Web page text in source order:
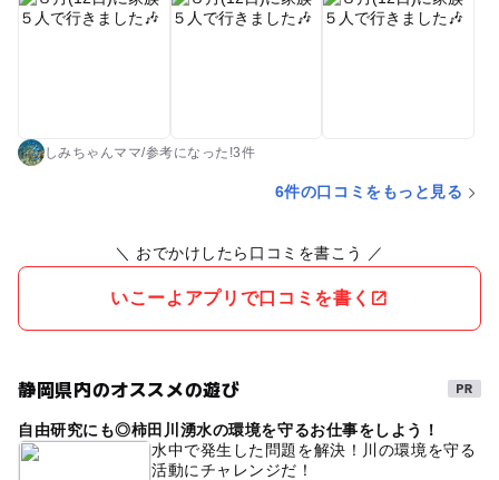
○ 海の家 ○(一軒) レンタル パラソル(2,000円)
れました。母はバテバテでした（笑） 海🌊波も穏やかで砂浜も
で、透明度の高い海で子供達は夢中で潜っていました。 魚肉ソ
人の方が多くて、テント内でBBQしながらガンガン音楽をかけ
しみちゃんママ/参考になった!3件
6件の口コミをもっと見る
＼ おでかけしたら口コミを書こう ／
いこーよアプリで口コミを書く
静岡県内のオススメの遊び
自由研究にも◎柿田川湧水の環境を守るお仕事をしよう！
水中で発生した問題を解決！川の環境を守る
活動にチャレンジだ！